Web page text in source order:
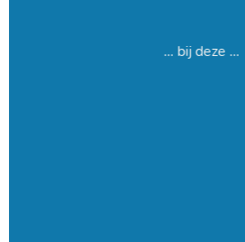
… bij deze …